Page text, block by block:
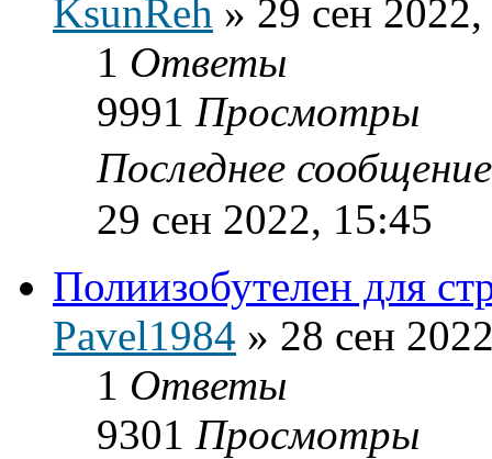
KsunReh » 29 сен
1 Ответы
9991 Просмотры
Последнее
29 сен 2022, 15:45
Полиизобутелен для
Pavel1984 » 28 сен
1 Ответы
9301 Просмотры